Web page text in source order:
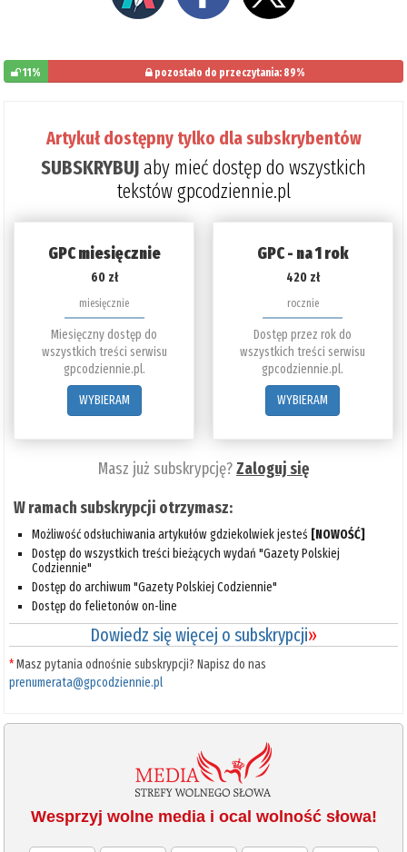
11% pozostało do przeczytania: 89%
Artykuł dostępny tylko dla subskrybentów
SUBSKRYBUJaby mieć dostęp do wszystkich
tekstów gpcodziennie.pl
GPC miesięcznie
60 zł
miesięcznie
Miesięczny dostęp do
wszystkich treści serwisu
gpcodziennie.pl.
WYBIERAM
GPC - na 1 rok
420 zł
rocznie
Dostęp przez rok do
wszystkich treści serwisu
gpcodziennie.pl.
WYBIERAM
Masz już subskrypcję?Zaloguj się
W ramach subskrypcji otrzymasz:
Możliwość odsłuchiwania artykułów gdziekolwiek jesteś [NOWOŚĆ]
Dostęp do wszystkich treści bieżących wydań "Gazety Polskiej
Codziennie"
Dostęp do archiwum "Gazety Polskiej Codziennie"
Dostęp do felietonów on-line
Dowiedz się więcej o subskrypcji»
*Masz pytania odnośnie subskrypcji? Napisz do nas
prenumerata@gpcodziennie.pl
Wesprzyj wolne media i ocal wolność słowa!